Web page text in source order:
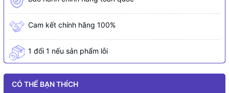
Cam kết chính hãng 100%
1 đổi 1 nếu sản phẩm lỗi
CÓ THỂ BẠN THÍCH